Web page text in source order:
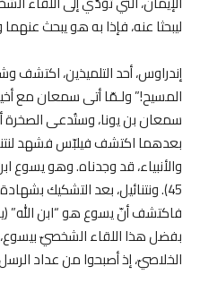
ليبحثا عنه، فإذا به هو يبحث
إندراوس، أحد التلميذين، اكتشف
المسيح!” ولـمّا أتى سمعان مع
بعدهما اكتشف فيلبّس فشهد
45). ونتنائيل، بعد التشكيك
بفضل هذا اللقاء الشخصيّ
الخلاصيّ، إذ أصبحوا من عداد